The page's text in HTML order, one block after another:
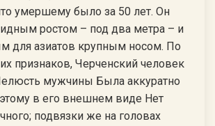
умершему было за 50 лет. Он
ростом – под два метра – и
для азиатов крупным носом. По
признаков, Черченский человек
мужчины Была аккуратно
в его внешнем виде Нет
подвязки же на головах